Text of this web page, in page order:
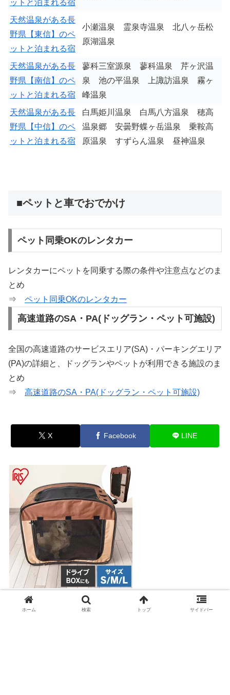
ットと泊まれる宿
天然温泉がある長
野県【東信】のペ
ットと泊まれる宿
小瀬温泉 霊泉寺温泉 北八ヶ岳松
原湖温泉
天然温泉がある長
野県【南信】のペ
ットと泊まれる宿
蓼科三室源泉 蓼科温泉 芹ヶ沢温
泉 池の平温泉 上諏訪温泉 霧ヶ
峰温泉
天然温泉がある長
野県【中信】のペ
ットと泊まれる宿
白馬姫川温泉 白馬八方温泉 穂高
温泉郷 安曇野蝶ヶ岳温泉 乗鞍高
原温泉 すずらん温泉 昼神温泉
■ペットと車でおでかけ
ペット同乗OKのレンタカー
レンタカーにペットを同乗する際の条件や注意点などのま
とめ
⇒ ペット同乗OKのレンタカー
高速道路のSA・PA(ドッグラン・ペット可施設)
全国の高速道路のサービスエリア(SA)・パーキングエリア
(PA)の詳細と、ドッグランやペットが利用できる施設のま
とめ
⇒ 高速道路のSA・PA(ドッグラン・ペット可施設)
X Facebook LINE
パッと広がる折りたたみペットサークル
ホーム 検索 トップ サイドバー